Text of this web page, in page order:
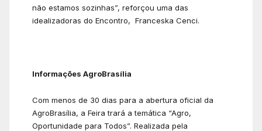
não estamos sozinhas”, reforçou uma das
idealizadoras do Encontro, Franceska Cenci.
Informações AgroBrasília
Com menos de 30 dias para a abertura oficial da
AgroBrasília, a Feira trará a temática “Agro,
Oportunidade para Todos”. Realizada pela